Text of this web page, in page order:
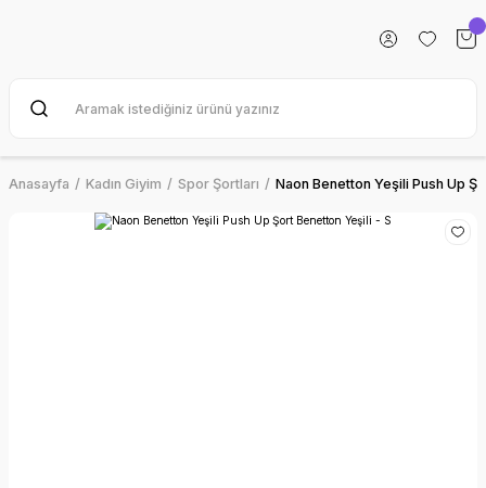
Anasayfa Kadın Giyim Spor Şortları Naon Benetton Yeşili Push Up